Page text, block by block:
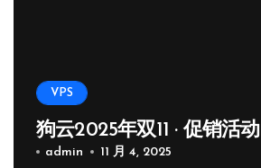
VPS
狗云2025年双11 · 促销活动
admin 11 月 4, 2025